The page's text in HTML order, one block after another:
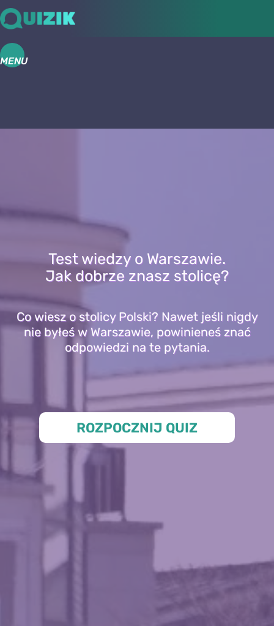
MENU
Test wiedzy o Warszawie.
Jak dobrze znasz stolicę?
Co wiesz o stolicy Polski? Nawet jeśli nigdy
nie byłeś w Warszawie, powinieneś znać
odpowiedzi na te pytania.
ROZPOCZNIJ QUIZ